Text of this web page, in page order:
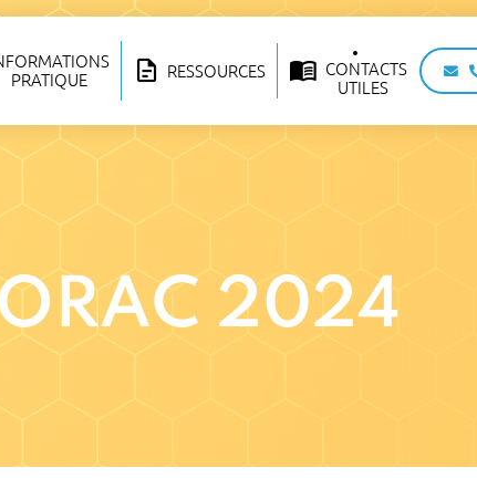
PRATIQUE
RESSOURCES
CONTACTS
UTILES
2024